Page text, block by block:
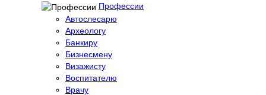
Профессии
Автослесарю
Археологу
Банкиру
Бизнесмену
Визажисту
Воспитателю
Врачу